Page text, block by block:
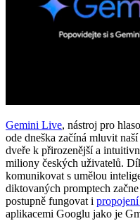
Gemini Live, nástroj pro
ode dneška začíná mluvit
dveře k přirozenější a
miliony českých uživatelů.
komunikovat s umělou
diktovaných promptech
postupně fungovat i
aplikacemi Googlu jako je